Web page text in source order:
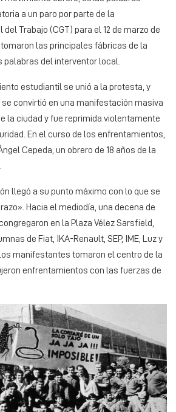
a un paro por parte de la
Trabajo (CGT) para el 12 de marzo de
tomaron las principales fábricas de la
palabras del interventor local.
estudiantil se unió a la protesta, y
convirtió en una manifestación masiva
la ciudad y fue reprimida violentamente
En el curso de los enfrentamientos,
Cepeda, un obrero de 18 años de la
llegó a su punto máximo con lo que se
Hacia el mediodía, una decena de
en la Plaza Vélez Sarsfield,
de Fiat, IKA-Renault, SEP, IME, Luz y
manifestantes tomaron el centro de la
enfrentamientos con las fuerzas de